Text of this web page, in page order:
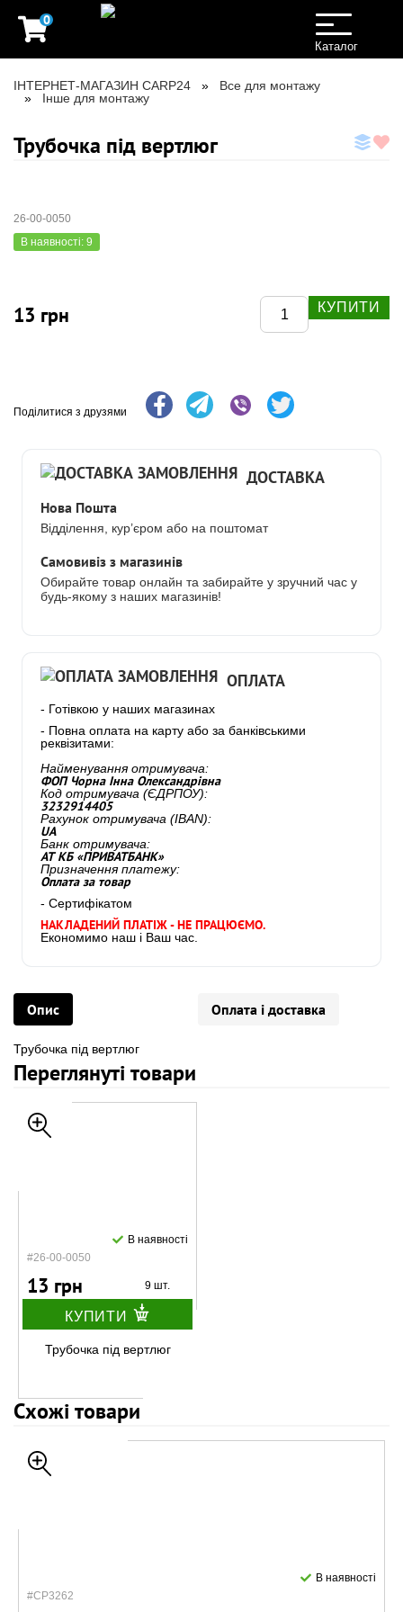
0
Toggle
navigation
Каталог
ІНТЕРНЕТ-МАГАЗИН CARP24
Все для монтажу
Інше для монтажу
Трубочка під вертлюг
26-00-0050
В наявності: 9
13 грн КУПИТИ
Поділитися з друзями
ДОСТАВКА
Нова Пошта
Відділення, кур’єром або на поштомат
Самовивіз з магазинів
Обирайте товар онлайн та забирайте у зручний час у
будь-якому з наших магазинів!
ОПЛАТА
- Готівкою у наших магазинах
- Повна оплата на карту або за банківськими
реквізитами:
Найменування отримувача:
ФОП Чорна Інна Олександрівна
Код отримувача (ЄДРПОУ):
3232914405
Рахунок отримувача (IBAN):
UA
Банк отримувача:
АТ КБ «ПРИВАТБАНК»
Призначення платежу:
Оплата за товар
- Сертифікатом
НАКЛАДЕНИЙ ПЛАТІЖ - НЕ ПРАЦЮЄМО.
Економимо наш і Ваш час.
Опис Оплата і доставка
Трубочка під вертлюг
Переглянуті товари
#26-00-0050
В наявності
13 грн 9 шт.
КУПИТИ
Трубочка під вертлюг
Схожі товари
#CP3262
В наявності